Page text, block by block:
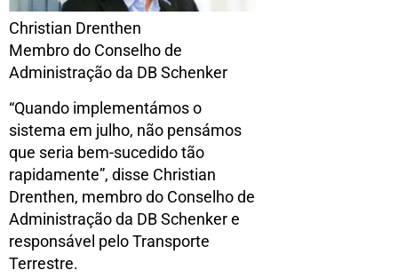
Christian Drenthen
Membro do Conselho de
Administração da DB Schenker
“Quando implementámos o
sistema em julho, não pensámos
que seria bem-sucedido tão
rapidamente”, disse Christian
Drenthen, membro do Conselho de
Administração da DB Schenker e
responsável pelo Transporte
Terrestre.